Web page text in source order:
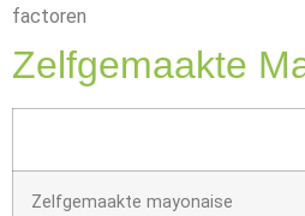
factoren
Zelfgemaakte
Zelfgemaakte mayonaise